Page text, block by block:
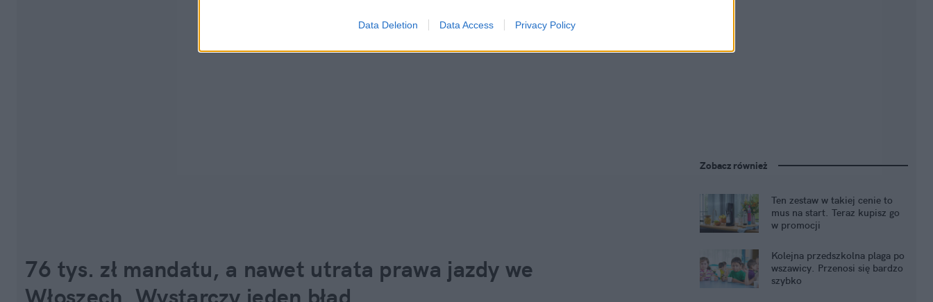
Data Deletion Data Access Privacy Policy
76 tys. zł mandatu, a nawet utrata prawa jazdy we
Zobacz również
Ten zestaw w takiej cenie to
mus na start. Teraz kupisz go
w promocji
Kolejna przedszkolna plaga po
wszawicy. Przenosi się bardzo
szybko